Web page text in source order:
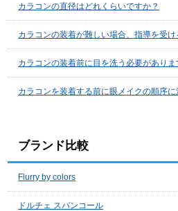
カラコンの直径はどれくらいですか？
カラコンの装着が難しい場合、指導を受
カラコンの装着前に目を洗う必要がありま
カラコンを装着する前に眼メイクの順序に
ブランド比較
Flurry by colors
ドルチェ スパンコール